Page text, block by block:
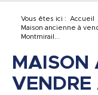
Vous êtes ici : Accueil
Maison ancienne à
Montmirail...
MAISON
VENDRE